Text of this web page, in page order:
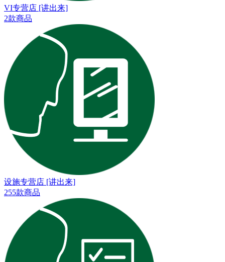
VI专营店 [讲出来]
2款商品
设施专营店 [讲出来]
255款商品